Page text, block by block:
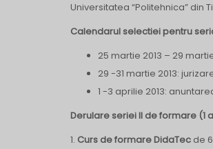
Universitatea “Politehnica” din
Calendarul selectiei pentru
25 martie 2013 – 29
29 -31 martie 2013:
1 -3 aprilie 2013:
Derulare seriei II de formare (1
1. Curs de formare DidaTec de